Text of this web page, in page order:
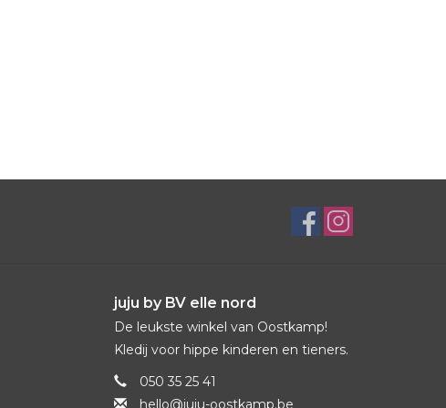
juju by BV elle nord
De leukste winkel van Oostkamp!
Kledij voor hippe kinderen en tieners.
050 35 25 41
hello@juju-oostkamp.be